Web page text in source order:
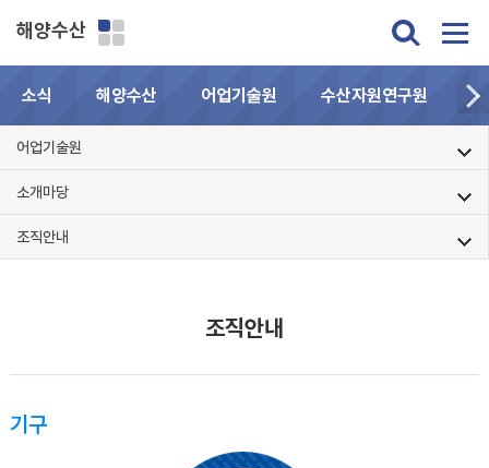
해양수산
소식 해양수산 어업기술원 수산자원연구원
어업기술원
소개마당
조직안내
조직안내
기구